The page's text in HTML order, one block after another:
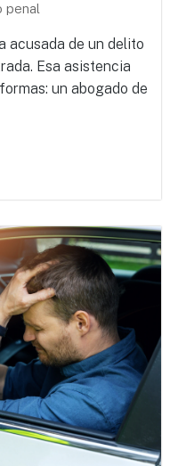
penal
acusada de un delito
Esa asistencia
un abogado de